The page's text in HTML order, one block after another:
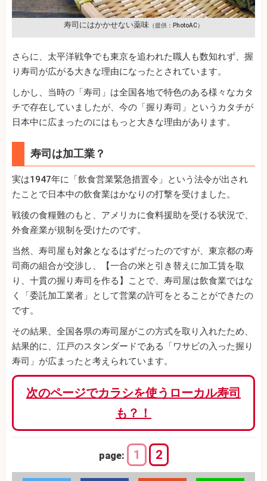
寿司にはかかせない薬味 （提供：PhotoAC）
さらに、太平洋戦争でも東京を追われた職人も数知れず、握
り寿司が広がる大きな理由になったとされています。
しかし、当時の「寿司」は全国各地で特色のある様々なカタ
チで存在していましたが、今の「握り寿司」というカタチが
日本中に広まったのにはもっと大きな理由があります。
寿司は加工業？
実は1947年に「飲食営業緊急措置令」という法令が出され
たことで日本中の飲食業はかなりの打撃を受けました。
戦後の食糧難のもと、アメリカに食料援助を受ける状況で、
外食産業が規制を受けたのです。
当然、寿司屋も対象となるはずだったのですが、東京都の寿
司商の組合が交渉し、【一合の米と引き替えに加工賃を取
り、十貫の握り寿司を作る】ことで、寿司屋は飲食業ではな
く「委託加工業者」として営業の許可をとることができたの
です。
その結果、全国各県の寿司屋がこの方式を取り入れたため、
結果的に、江戸のスタンダードである「ワサビの入った握り
寿司」が広まったと考えられています。
次のページでカラシを使うローカル寿司
も？！
page: 1 2